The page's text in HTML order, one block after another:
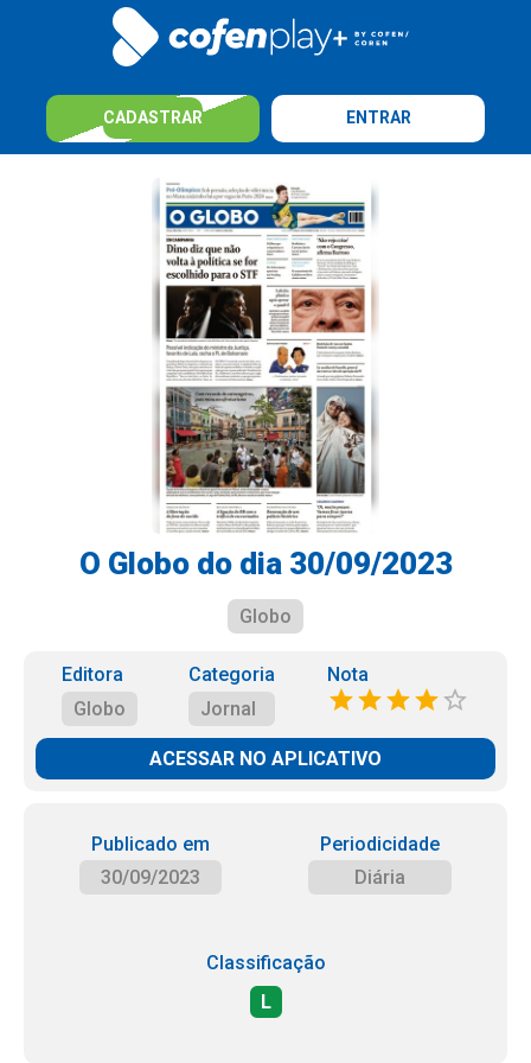
CADASTRAR ENTRAR
O Globo do dia 30/09/2023
Globo
Editora
Globo
Categoria
Jornal
Nota
ACESSAR NO APLICATIVO
Publicado em
30/09/2023
Periodicidade
Diária
Classificação
L